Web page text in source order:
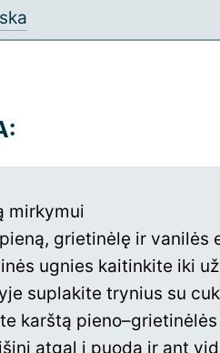
mirkymui
grietinėlę ir vanilės
ugnies kaitinkite iki
suplakite trynius su
karštą
atgal į puodą ir ant